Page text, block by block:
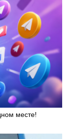
месте!